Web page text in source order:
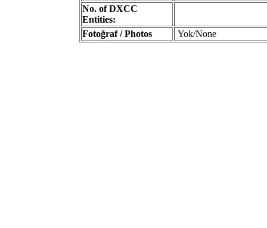
No. of DXCC
Entities:
Fotoğraf / Photos
Yok/None